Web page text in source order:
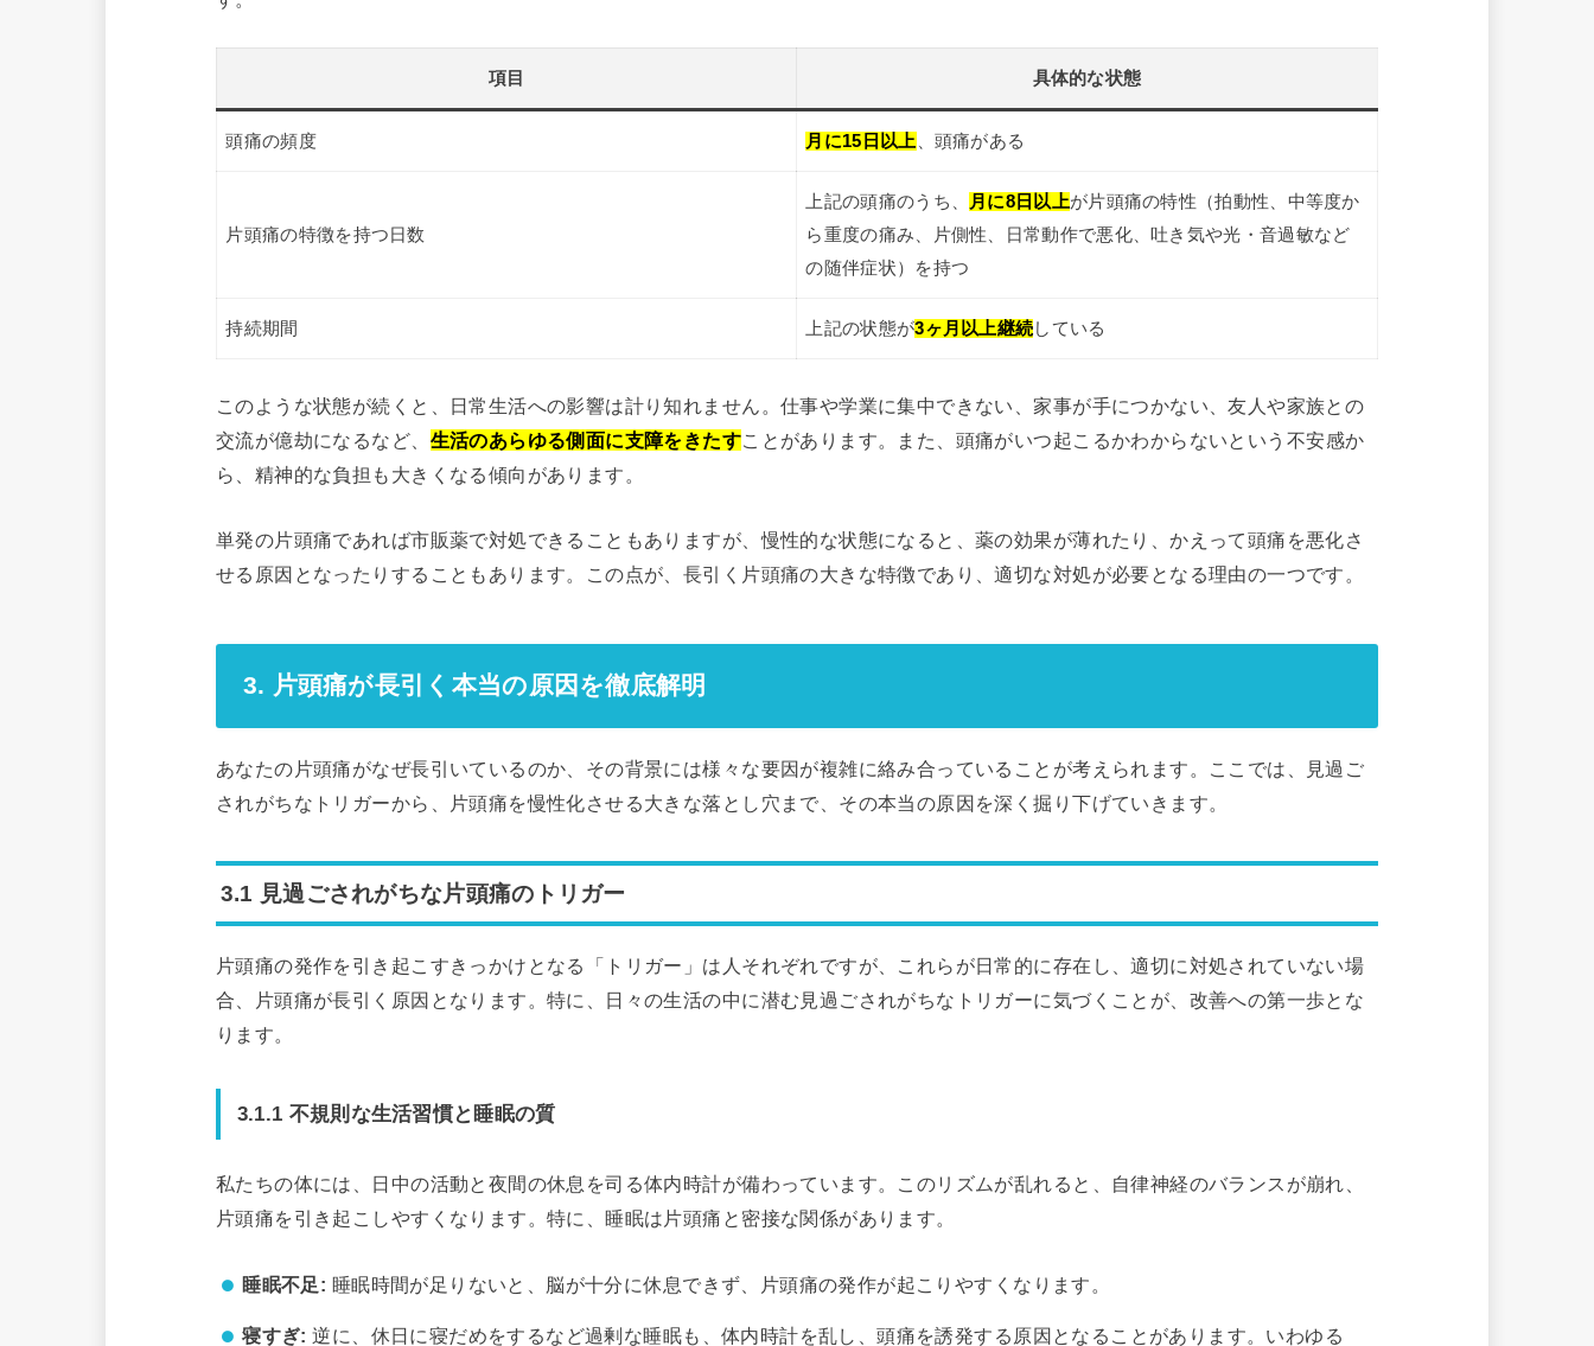
項目 具体的な状態
頭痛の頻度 月に15日以上、頭痛がある
片頭痛の特徴を持つ日数
上記の頭痛のうち、 月に8日以上が片頭痛の特性（拍動性、中等度か
ら重度の痛み、片側性、日常動作で悪化、吐き気や光・音過敏など
の随伴症状）を持つ
持続期間 上記の状態が3ヶ月以上継続している
このような状態が続くと、日常生活への影響は計り知れません。仕事や学業に集中できない、家事が手につかない、友人や家族との
交流が億劫になるなど、 生活のあらゆる側面に支障をきたすことがあります。また、頭痛がいつ起こるかわからないという不安感か
ら、精神的な負担も大きくなる傾向があります。
単発の片頭痛であれば市販薬で対処できることもありますが、慢性的な状態になると、薬の効果が薄れたり、かえって頭痛を悪化さ
せる原因となったりすることもあります。この点が、長引く片頭痛の大きな特徴であり、適切な対処が必要となる理由の一つです。
3. 片頭痛が長引く本当の原因を徹底解明
あなたの片頭痛がなぜ長引いているのか、その背景には様々な要因が複雑に絡み合っていることが考えられます。ここでは、見過ご
されがちなトリガーから、片頭痛を慢性化させる大きな落とし穴まで、その本当の原因を深く掘り下げていきます。
3.1 見過ごされがちな片頭痛のトリガー
片頭痛の発作を引き起こすきっかけとなる「トリガー」は人それぞれですが、これらが日常的に存在し、適切に対処されていない場
合、片頭痛が長引く原因となります。特に、日々の生活の中に潜む見過ごされがちなトリガーに気づくことが、改善への第一歩とな
ります。
3.1.1 不規則な生活習慣と睡眠の質
私たちの体には、日中の活動と夜間の休息を司る体内時計が備わっています。このリズムが乱れると、自律神経のバランスが崩れ、
片頭痛を引き起こしやすくなります。特に、睡眠は片頭痛と密接な関係があります。
睡眠不足: 睡眠時間が足りないと、脳が十分に休息できず、片頭痛の発作が起こりやすくなります。
寝すぎ: 逆に、休日に寝だめをするなど過剰な睡眠も、体内時計を乱し、頭痛を誘発する原因となることがあります。いわゆる